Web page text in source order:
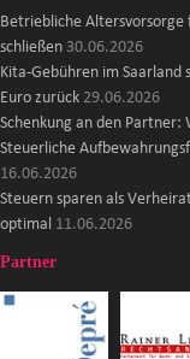
Betriebliche Altersvorsorge
schließen 30.06.2026
Kita-Gebühren im Saarland
Euro zurück 29.06.2026
Schenkung an den Partner:
Steuerliche
16.06.2026
Steuern sparen als
optimal 11.06.2026
Partner